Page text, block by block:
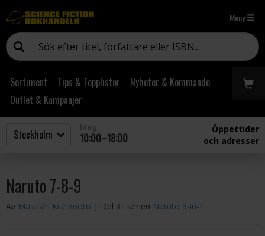
Meny
Sortiment Tips & Topplistor
Nyheter & Kommande
Outlet & Kampanjer
10:00–18:00
Öppettider
och adresser
Naruto 7-8-9
Av Masashi Kishimoto | Del 3 i serien Naruto 3-in-1